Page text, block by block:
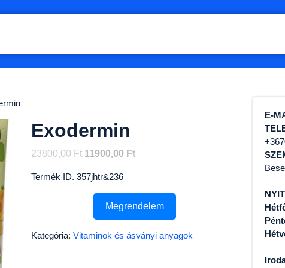
Exodermin
23800,00Ft Original
was:
23800,00 Ft.
11900,00 FtCurrent
11900,00 Ft.
Termék ID. 357jhtr&236
Megrendelem
Kategória:Vitaminok és ásványi anyagok
E-